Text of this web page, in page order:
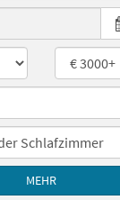
MEHR